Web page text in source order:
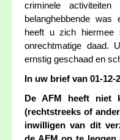
criminele
belanghebbende
heeft u zich hiermee
onrechtmatige daad.
ernstig geschaad en
In uw brief van 01-12-
De AFM heeft niet
(rechtstreeks of
inwilligen van dit